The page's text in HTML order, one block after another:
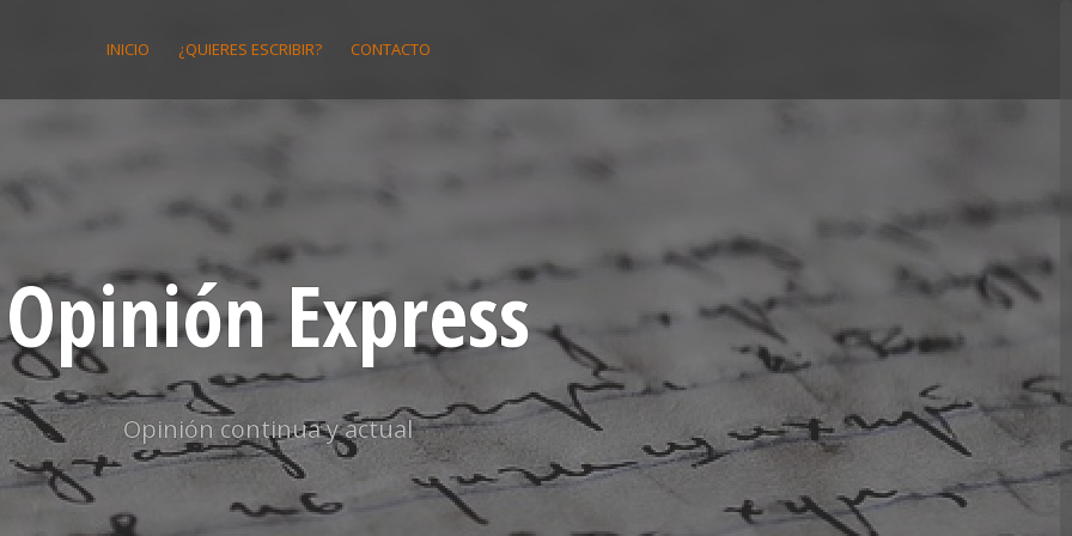
INICIO ¿QUIERES ESCRIBIR? CONTACTO
Opinión Express
Opinión continua y actual